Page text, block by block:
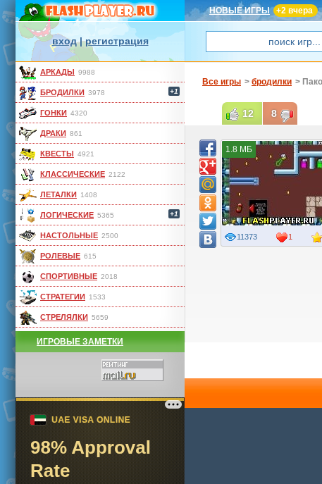
НОВЫЕ ИГРЫ +2 вчера
вход|регистрация
АРКАДЫ 9988
БРОДИЛКИ 3978 +1
ГОНКИ 4320
ДРАКИ 861
КВЕСТЫ 4921
КЛАССИЧЕСКИЕ 2122
ЛЕТАЛКИ 1408
ЛОГИЧЕСКИЕ 5365 +1
НАСТОЛЬНЫЕ 2500
РОЛЕВЫЕ 615
СПОРТИВНЫЕ 2018
СТРАТЕГИИ 1533
СТРЕЛЯЛКИ 5659
ИГРОВЫЕ ЗАМЕТКИ
Все игры > бродилки >
11373 1
1.8 МБ
12 8